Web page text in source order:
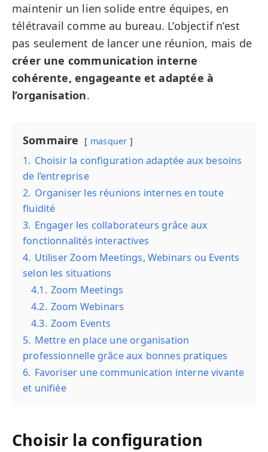
maintenir un lien solide entre équipes, en
télétravail comme au bureau. L’objectif n’est
pas seulement de lancer une réunion, mais de
créer une communication interne
cohérente, engageante et adaptée à
l’organisation.
Sommaire masquer
1. Choisir la configuration adaptée aux besoins
de l’entreprise
2. Organiser les réunions internes en toute
fluidité
3. Engager les collaborateurs grâce aux
fonctionnalités interactives
4. Utiliser Zoom Meetings, Webinars ou Events
selon les situations
4.1. Zoom Meetings
4.2. Zoom Webinars
4.3. Zoom Events
5. Mettre en place une organisation
professionnelle grâce aux bonnes pratiques
6. Favoriser une communication interne vivante
et unifiée
Choisir la configuration